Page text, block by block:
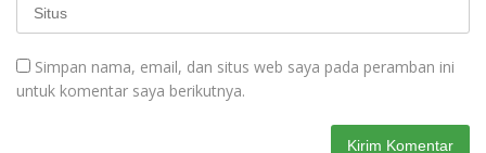
Simpan nama, email, dan situs web saya pada peramban ini
untuk komentar saya berikutnya.